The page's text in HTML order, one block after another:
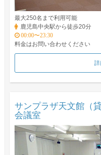
最大250名まで利用可能
鹿児島中央駅から徒歩20分
00:00〜23:30
料金はお問い合わせください
詳
サンプラザ天文館（
会議室